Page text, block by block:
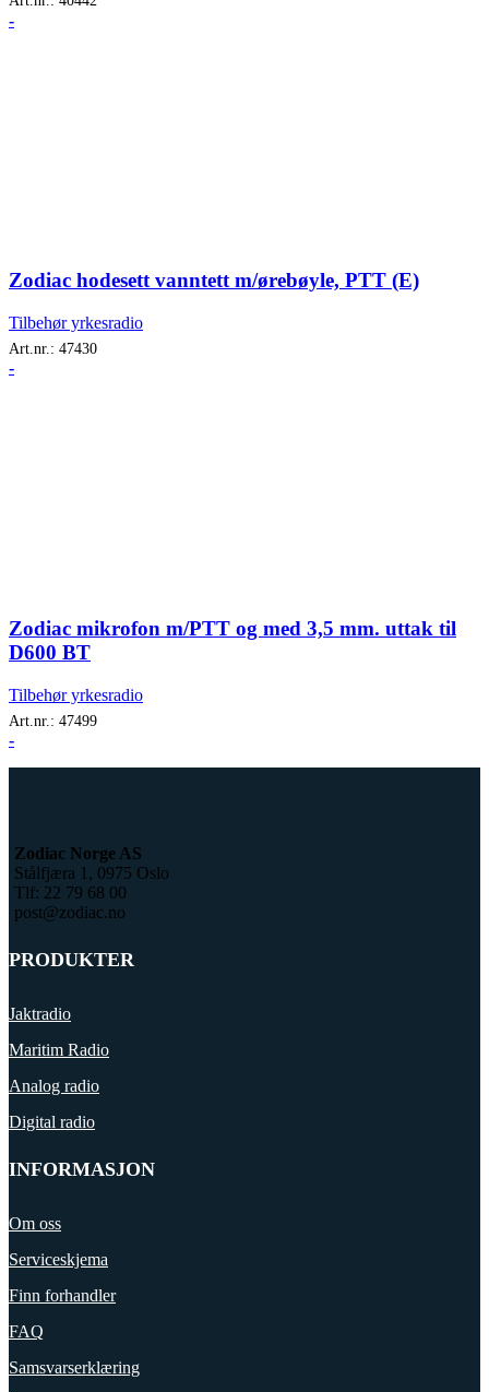
-
Zodiac hodesett vanntett m/ørebøyle, PTT (E)
Tilbehør yrkesradio
Art.nr.: 47430
-
Zodiac mikrofon m/PTT og med 3,5 mm. uttak til
D600 BT
Tilbehør yrkesradio
Art.nr.: 47499
-
Zodiac Norge AS
Stålfjæra 1, 0975 Oslo
Tlf: 22 79 68 00
post@zodiac.no
PRODUKTER
Jaktradio
Maritim Radio
Analog radio
Digital radio
INFORMASJON
Om oss
Serviceskjema
Finn forhandler
FAQ
Samsvarserklæring